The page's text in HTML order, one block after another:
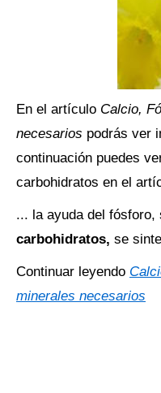
En el artículo Calcio,
necesarios podrás ver
continuación puedes
carbohidratos en el
... la ayuda del fósforo,
carbohidratos, se
Continuar leyendo
minerales necesarios